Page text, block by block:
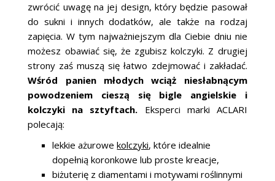
zwrócić uwagę na jej design, który będzie pasował
do sukni i innych dodatków, ale także na rodzaj
zapięcia. W tym najważniejszym dla Ciebie dniu nie
możesz obawiać się, że zgubisz kolczyki. Z drugiej
strony zaś muszą się łatwo zdejmować i zakładać.
Wśród panien młodych wciąż niesłabnącym
powodzeniem cieszą się bigle angielskie i
kolczyki na sztyftach. Eksperci marki ACLARI
polecają:
lekkie ażurowekolczyki, które idealnie
dopełnią koronkowe lub proste kreacje,
biżuterię z diamentami i motywami roślinnymi